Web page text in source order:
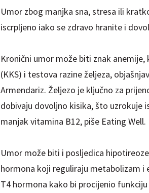
Umor zbog manjka sna, stresa ili
iscrpljeno iako se zdravo hranite i
Kronični umor može biti znak
(KKS) i testova razine željeza,
Armendariz. Željezo je ključno za
dobivaju dovoljno kisika, što uzrokuje
manjak vitamina B12, piše Eating Well.
Umor može biti i posljedica
hormona koji reguliraju metabolizam i
T4 hormona kako bi procijenio